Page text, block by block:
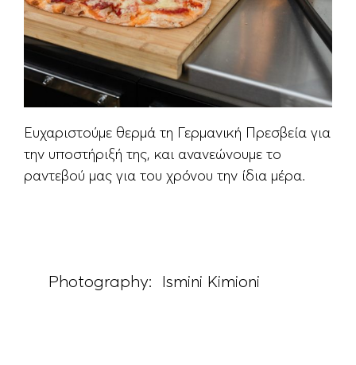
Ευχαριστούμε θερμά τη Γερμανική Πρεσβεία για
την υποστήριξή της, και ανανεώνουμε το
ραντεβού μας για του χρόνου την ίδια μέρα.
Photography: Ismini Kimioni